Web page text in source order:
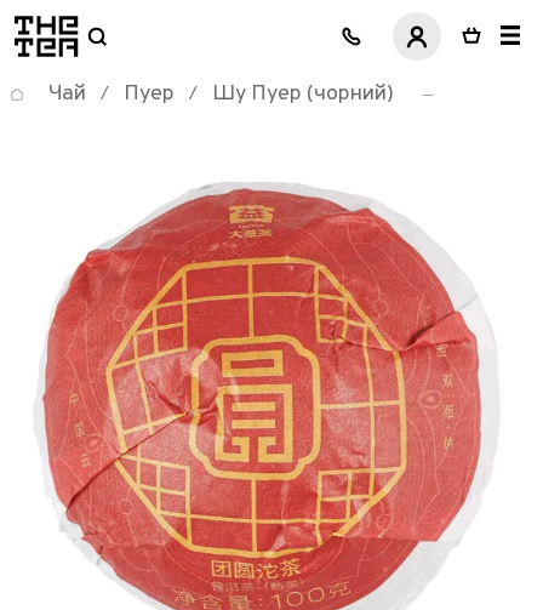
логотип
Чай / Пуер / Шу Пуер (чорний)